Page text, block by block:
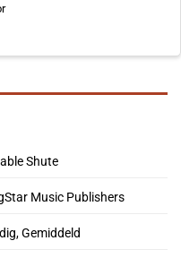
Shute
Music Publishers
Gemiddeld